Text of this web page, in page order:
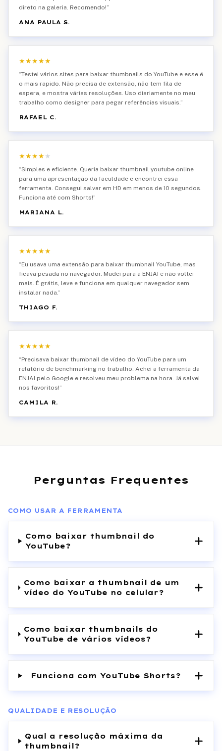
direto na galeria. Recomendo!”
ANA PAULA S.
★★★★★
“Testei vários sites para baixar thumbnails do YouTube e esse é
o mais rapido. Não precisa de extensão, não tem fila de
espera, e mostra várias resoluções. Uso diariamente no meu
trabalho como designer para pegar referências visuais.”
RAFAEL C.
★★★★★
“Simples e eficiente. Queria baixar thumbnail youtube online
para uma apresentação da faculdade e encontrei essa
ferramenta. Consegui salvar em HD em menos de 10 segundos.
Funciona até com Shorts!”
MARIANA L.
★★★★★
“Eu usava uma extensão para baixar thumbnail YouTube, mas
ficava pesada no navegador. Mudei para a ENJAI e não voltei
mais. É grátis, leve e funciona em qualquer navegador sem
instalar nada.”
THIAGO F.
★★★★★
“Precisava baixar thumbnail de vídeo do YouTube para um
relatório de benchmarking no trabalho. Achei a ferramenta da
ENJAI pelo Google e resolveu meu problema na hora. Já salvei
nos favoritos!”
CAMILA R.
Perguntas Frequentes
COMO USAR A FERRAMENTA
Como baixar thumbnail do
YouTube?
Como baixar a thumbnail de um
vídeo do YouTube no celular?
Como baixar thumbnails do
YouTube de vários vídeos?
Funciona com YouTube Shorts?
QUALIDADE E RESOLUÇÃO
Qual a resolução máxima da
thumbnail?